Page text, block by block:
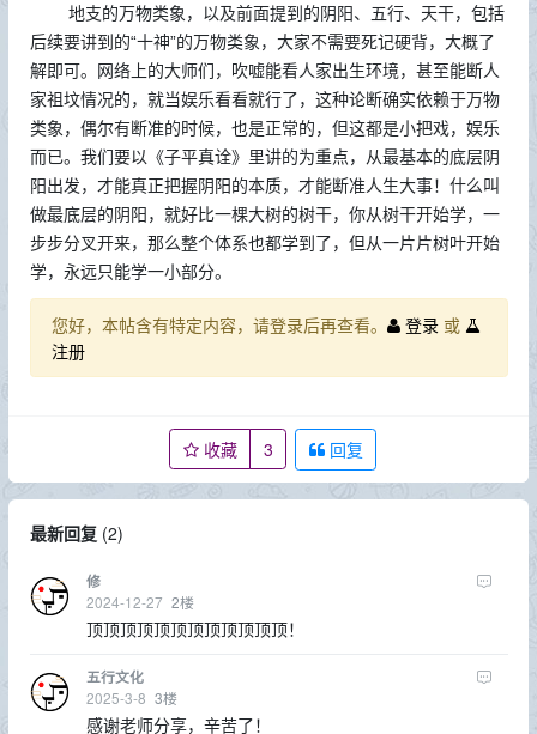
地支的万物类象，以及前面提到的阴阳、五行、天干，包括
后续要讲到的“十神”的万物类象，大家不需要死记硬背，大概了
解即可。网络上的大师们，吹嘘能看人家出生环境，甚至能断人
家祖坟情况的，就当娱乐看看就行了，这种论断确实依赖于万物
类象，偶尔有断准的时候，也是正常的，但这都是小把戏，娱乐
而已。我们要以《子平真诠》里讲的为重点，从最基本的底层阴
阳出发，才能真正把握阴阳的本质，才能断准人生大事！什么叫
做最底层的阴阳，就好比一棵大树的树干，你从树干开始学，一
步步分叉开来，那么整个体系也都学到了，但从一片片树叶开始
学，永远只能学一小部分。
您好，本帖含有特定内容，请登录后再查看。 登录 或
注册
收藏 3 回复
最新回复(2)
修
2024-12-27 2楼
顶顶顶顶顶顶顶顶顶顶顶顶！
五行文化
2025-3-8 3楼
感谢老师分享，辛苦了！